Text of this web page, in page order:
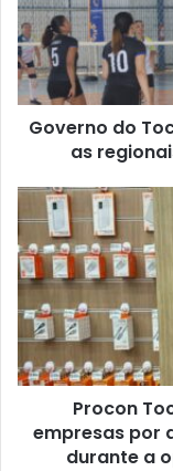
Governo do
as
Procon
empresas por
durante a